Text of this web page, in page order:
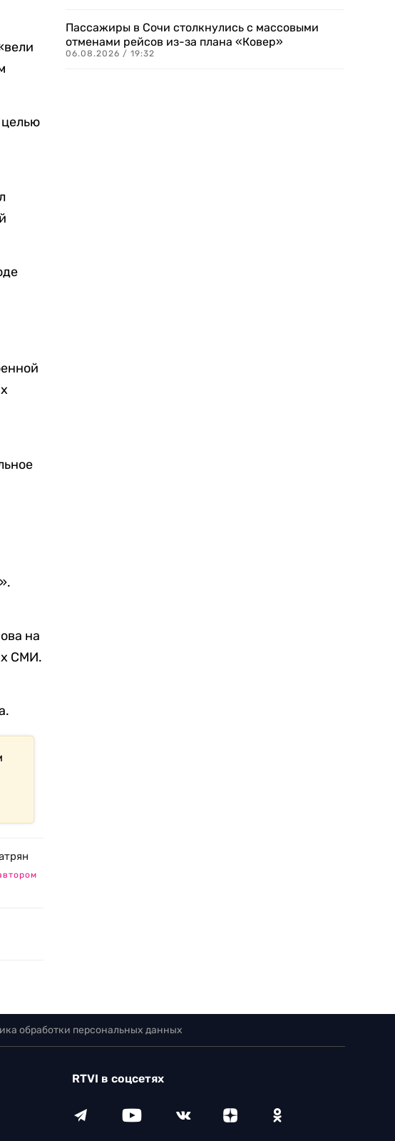
на
СМИ.
Пассажиры в Сочи столкнулись с массовыми
отменами рейсов из-за плана «Ковер»
06.08.2026 / 19:32
обработки персональных данных
RTVI в соцсетях